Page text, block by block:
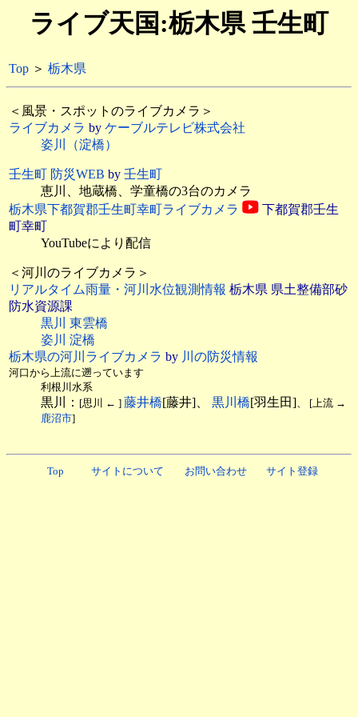
ライブ天国:栃木県 壬生町
Top ＞ 栃木県
＜風景・スポットのライブカメラ＞
ライブカメラ by ケーブルテレビ株式会社
姿川（淀橋）
壬生町 防災WEB by 壬生町
恵川、地蔵橋、学童橋の3台のカメラ
栃木県下都賀郡壬生町幸町ライブカメラ
下都賀郡壬生
町幸町
YouTubeにより配信
＜河川のライブカメラ＞
リアルタイム雨量・河川水位観測情報 栃木県 県土整備部砂
防水資源課
黒川 東雲橋
姿川 淀橋
栃木県の河川ライブカメラ by 川の防災情報
河口から上流に遡っています
利根川水系
黒川： [思川 ← ] 藤井橋[藤井]、 黒川橋[羽生田]、 [上流 →
鹿沼市]
Top サイトについて お問い合わせ サイト登録